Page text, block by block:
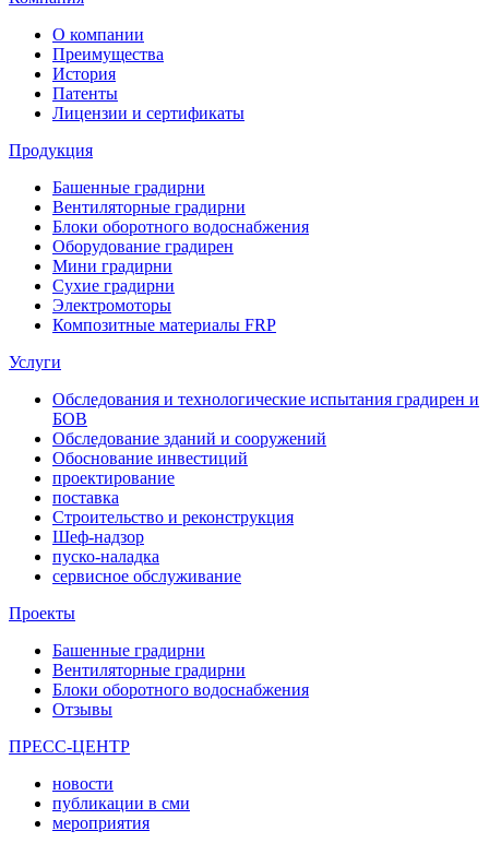
О компании
Преимущества
История
Патенты
Лицензии и сертификаты
Продукция
Башенные градирни
Вентиляторные градирни
Блоки оборотного водоснабжения
Оборудование градирен
Мини градирни
Сухие градирни
Электромоторы
Композитные материалы FRP
Услуги
Обследования и технологические испытания градирен и
БОВ
Обследование зданий и сооружений
Обоснование инвестиций
проектирование
поставка
Строительство и реконструкция
Шеф-надзор
пуско-наладка
сервисное обслуживание
Проекты
Башенные градирни
Вентиляторные градирни
Блоки оборотного водоснабжения
Отзывы
ПРЕСС-ЦЕНТР
новости
публикации в сми
мероприятия